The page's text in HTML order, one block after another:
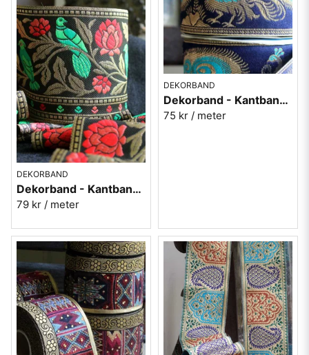
DEKORBAND
Dekorband - Kantband i textil Nr 93
79 kr / meter
DEKORBAND
Dekorband - Kantband i textil Nr 92
75 kr / meter